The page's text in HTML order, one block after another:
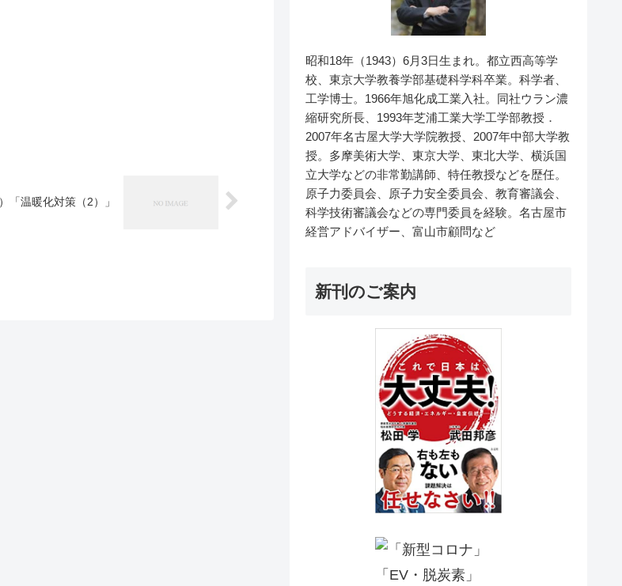
「温暖化対策（2）」
昭和18年（1943）6月3日生まれ。都立西高等学
校、東京大学教養学部基礎科学科卒業。科学者、
工学博士。1966年旭化成工業入社。同社ウラン濃
縮研究所長、1993年芝浦工業大学工学部教授．
2007年名古屋大学大学院教授、2007年中部大学教
授。多摩美術大学、東京大学、東北大学、横浜国
立大学などの非常勤講師、特任教授などを歴任。
原子力委員会、原子力安全委員会、教育審議会、
科学技術審議会などの専門委員を経験。名古屋市
経営アドバイザー、富山市顧問など
新刊のご案内